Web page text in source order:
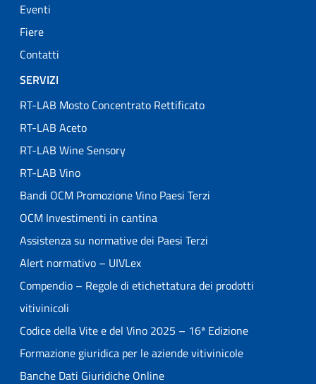
Eventi
Fiere
Contatti
SERVIZI
RT-LAB Mosto Concentrato Rettificato
RT-LAB Aceto
RT-LAB Wine Sensory
RT-LAB Vino
Bandi OCM Promozione Vino Paesi Terzi
OCM Investimenti in cantina
Assistenza su normative dei Paesi Terzi
Alert normativo – UIVLex
Compendio – Regole di etichettatura dei prodotti
vitivinicoli
Codice della Vite e del Vino 2025 – 16ª Edizione
Formazione giuridica per le aziende vitivinicole
Banche Dati Giuridiche Online